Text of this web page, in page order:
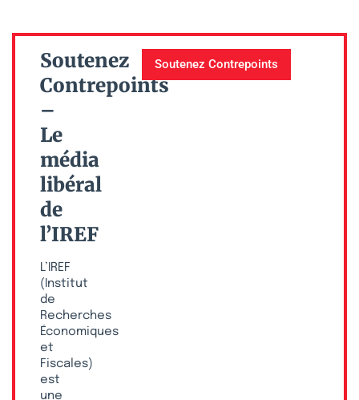
Soutenez
Contrepoints
–
Le
média
libéral
de
l’IREF
L’IREF
(Institut
de
Recherches
Économiques
et
Fiscales)
est
une
Soutenez Contrepoints